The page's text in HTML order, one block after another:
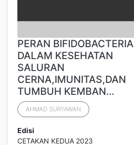
PERAN BIFIDOBACTERIA
DALAM KESEHATAN
SALURAN
CERNA,IMUNITAS,DAN
TUMBUH KEMBAN…
AHMAD SURYAWAN
Edisi
CETAKAN KEDUA 2023